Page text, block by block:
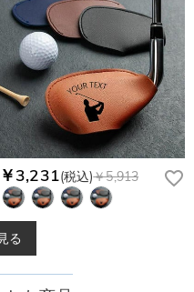
￥3,231(税込)￥5,913
る